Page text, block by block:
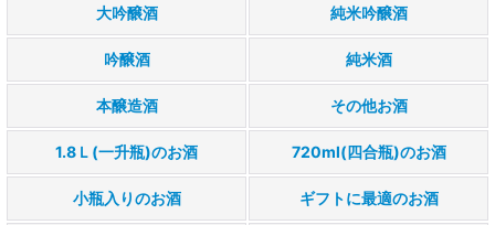
大吟醸酒 純米吟醸酒
吟醸酒 純米酒
本醸造酒 その他お酒
1.8Ｌ(一升瓶)のお酒 720ml(四合瓶)のお酒
小瓶入りのお酒 ギフトに最適のお酒